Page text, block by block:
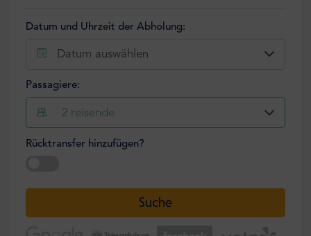
Datum und Uhrzeit der Abholung:
Datum auswählen
Passagiere:
2 reisende
Rücktransfer hinzufügen?
Suche